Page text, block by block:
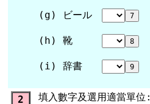
(g) ビール
(h) 靴
(i) 辞書
2
填入數字及選用適當單位: